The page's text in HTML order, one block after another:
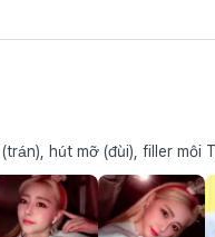
hút mỡ (đùi), filler